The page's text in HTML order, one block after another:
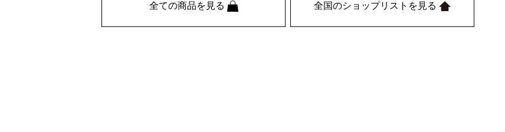
全ての商品を見る 全国のショップリストを見る